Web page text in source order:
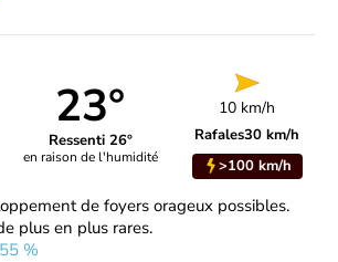
23°
Ressenti 26°
en raison de l'humidité
10 km/h
Rafales30 km/h
>100 km/h
de foyers orageux possibles.
plus en plus rares.
55 %